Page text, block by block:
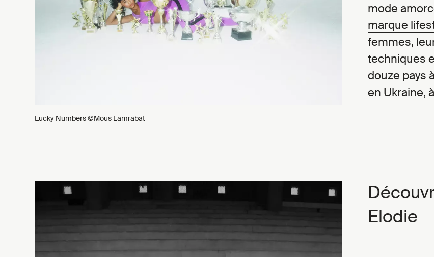
Lucky Numbers ©Mous Lamrabat
mode
marque
femmes,
techniques
douze pays
en Ukraine,
Elodie